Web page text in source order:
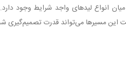
انواع لیدهای واجد شرایط وجود
مسیرها می‌تواند قدرت تصمیم‌گیری